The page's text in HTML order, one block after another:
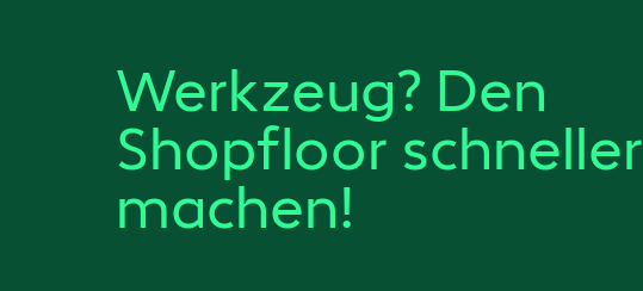
Werkzeug? Den
Shopfloor schneller
machen!